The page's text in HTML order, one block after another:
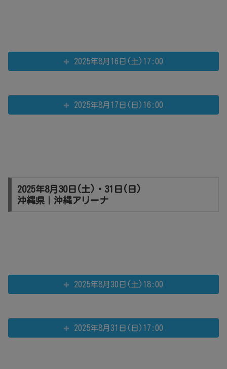
2025年8月16日(土)17:00
2025年8月17日(日)16:00
2025年8月30日(土)・31日(日)
沖縄県｜沖縄アリーナ
2025年8月30日(土)18:00
2025年8月31日(日)17:00